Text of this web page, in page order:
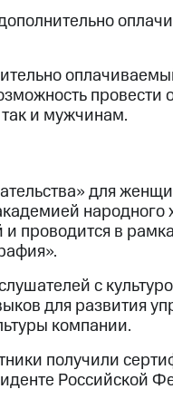
и мужчинам.
для
народного
проводится в
с
для развития
компании.
получили
Российской